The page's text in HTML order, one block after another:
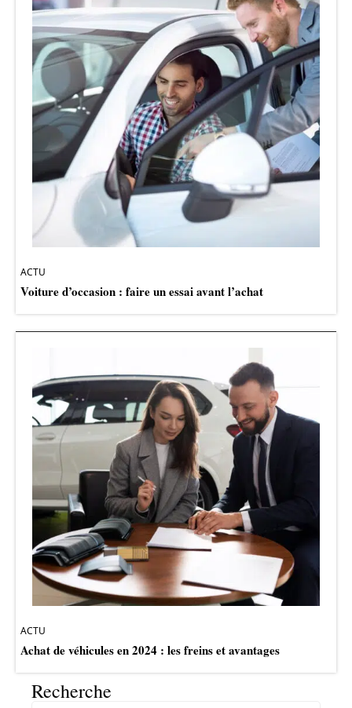
ACTU
Voiture d’occasion : faire un essai avant l’achat
ACTU
Achat de véhicules en 2024 : les freins et avantages
Recherche